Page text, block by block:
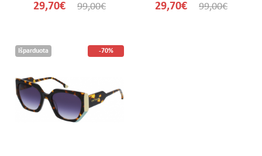
29,70€ 99,00€ 29,70€ 99,00€
Išparduota -70%